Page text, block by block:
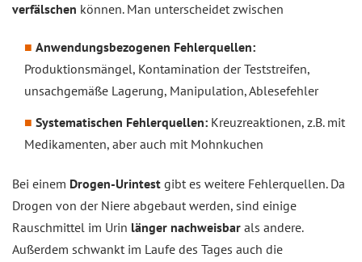
verfälschen können. Man unterscheidet zwischen
Anwendungsbezogenen Fehlerquellen:
Produktionsmängel, Kontamination der Teststreifen,
unsachgemäße Lagerung, Manipulation, Ablesefehler
Systematischen Fehlerquellen: Kreuzreaktionen, z.B. mit
Medikamenten, aber auch mit Mohnkuchen
Bei einem Drogen-Urintest gibt es weitere Fehlerquellen. Da
Drogen von der Niere abgebaut werden, sind einige
Rauschmittel im Urin länger nachweisbar als andere.
Außerdem schwankt im Laufe des Tages auch die